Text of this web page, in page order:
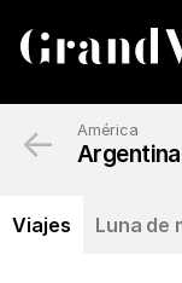
América
Argentina
Viajes Luna de
←